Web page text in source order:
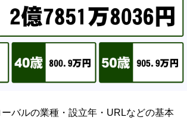
バルの業種・設立年・URLなどの基本